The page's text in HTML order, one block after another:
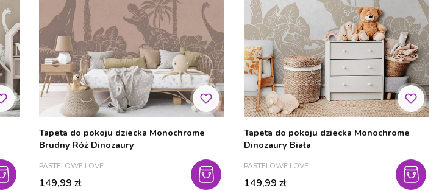
Tapeta do pokoju dziecka Monochrome
Brudny Róż Dinozaury
PRODUCENT
PASTELOWE LOVE
Cena
149,99 zł
Tapeta do pokoju dziecka Monochrome
Dinozaury Biała
PRODUCENT
PASTELOWE LOVE
Cena
149,99 zł